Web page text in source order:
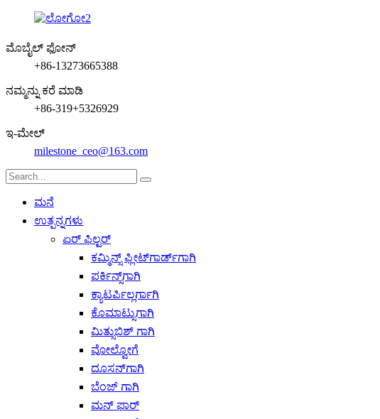
ಮೊಬೈಲ್ ಫೋನ್
+86-13273665388
ನಮ್ಮನ್ನು ಕರೆ ಮಾಡಿ
+86-319+5326929
ಇ-ಮೇಲ್
milestone_ceo@163.com
ಮನೆ
ಉತ್ಪನ್ನಗಳು
ಏರ್ ಫಿಲ್ಟರ್
ಕಮ್ಮಿನ್ಸ್ ಫ್ಲೀಟ್‌ಗಾರ್ಡ್‌ಗಾಗಿ
ಪರ್ಕಿನ್ಸ್‌ಗಾಗಿ
ಕ್ಯಾಟರ್ಪಿಲ್ಲರ್ಗಾಗಿ
ಕೊಮಾಟ್ಸುಗಾಗಿ
ಮಿತ್ಸುಬಿಶ್ ಗಾಗಿ
ವೋಲ್ವೋಗೆ
ದೂಸನ್‌ಗಾಗಿ
ಬೆಂಜ್ ಗಾಗಿ
ಮನ್ ಫಾರ್